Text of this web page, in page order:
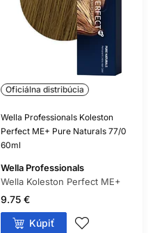
Oficiálna distribúcia
Wella Professionals Koleston
Perfect ME+ Pure Naturals 77/0
60ml
Wella Professionals
Wella Koleston Perfect ME+
9.75 €
Kúpiť